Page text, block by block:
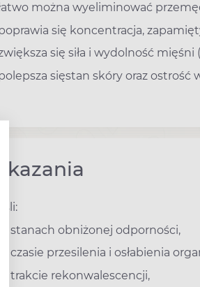
można wyeliminować
się koncentracja,
się siła i wydolność
sięstan skóry oraz ostrość
w stanach obniżonej odporności,
czasie przesilenia i osłabienia
w trakcie rekonwalescencji,